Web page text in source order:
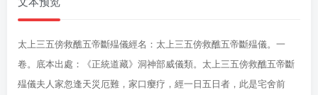
太上三五傍救醮五帝斷殟儀經名：太上三五傍救醮五帝斷殟儀。一
卷。底本出處：《正統道藏》洞神部威儀類。太上三五傍救醮五帝斷
殟儀夫人家忽逢天災厄難，家口瘿疗，經一日五日者，此是宅舍前